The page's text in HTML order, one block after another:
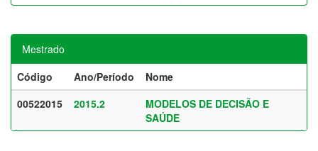
Mestrado
Código
Ano/Período
Nome
00522015
2015.2
MODELOS DE DECISÃO E
SAÚDE